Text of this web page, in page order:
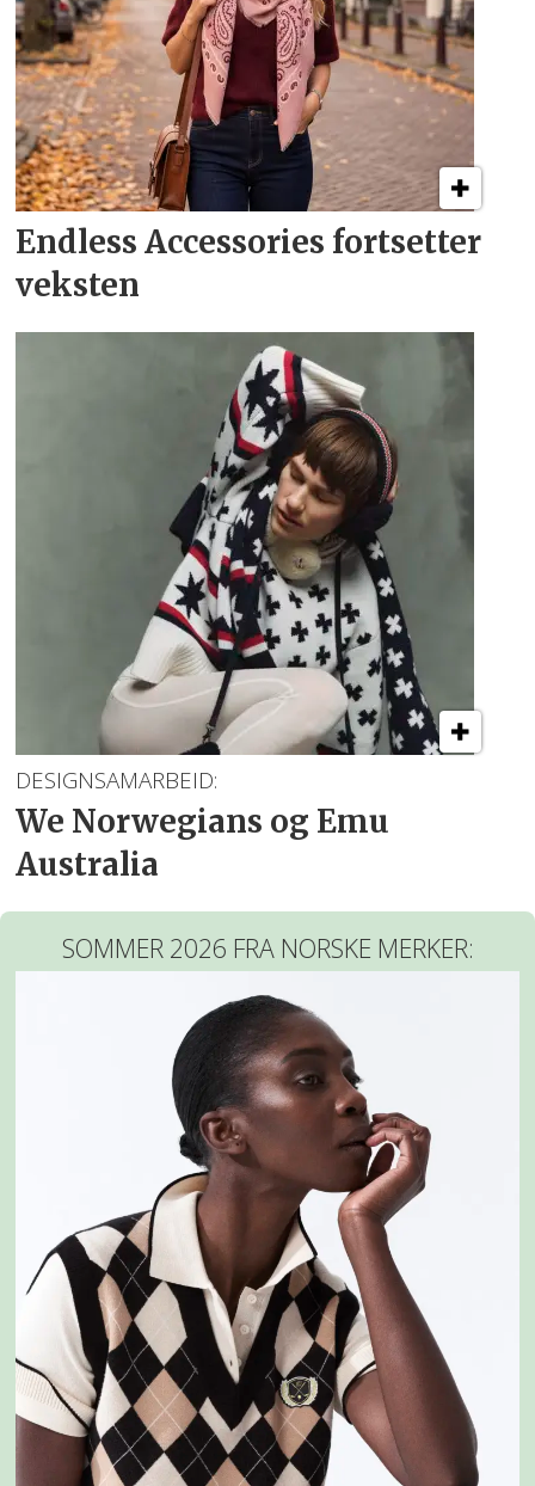
Endless Accessories fortsetter
veksten
DESIGNSAMARBEID:
We Norwegians og Emu
Australia
SOMMER 2026 FRA NORSKE MERKER: